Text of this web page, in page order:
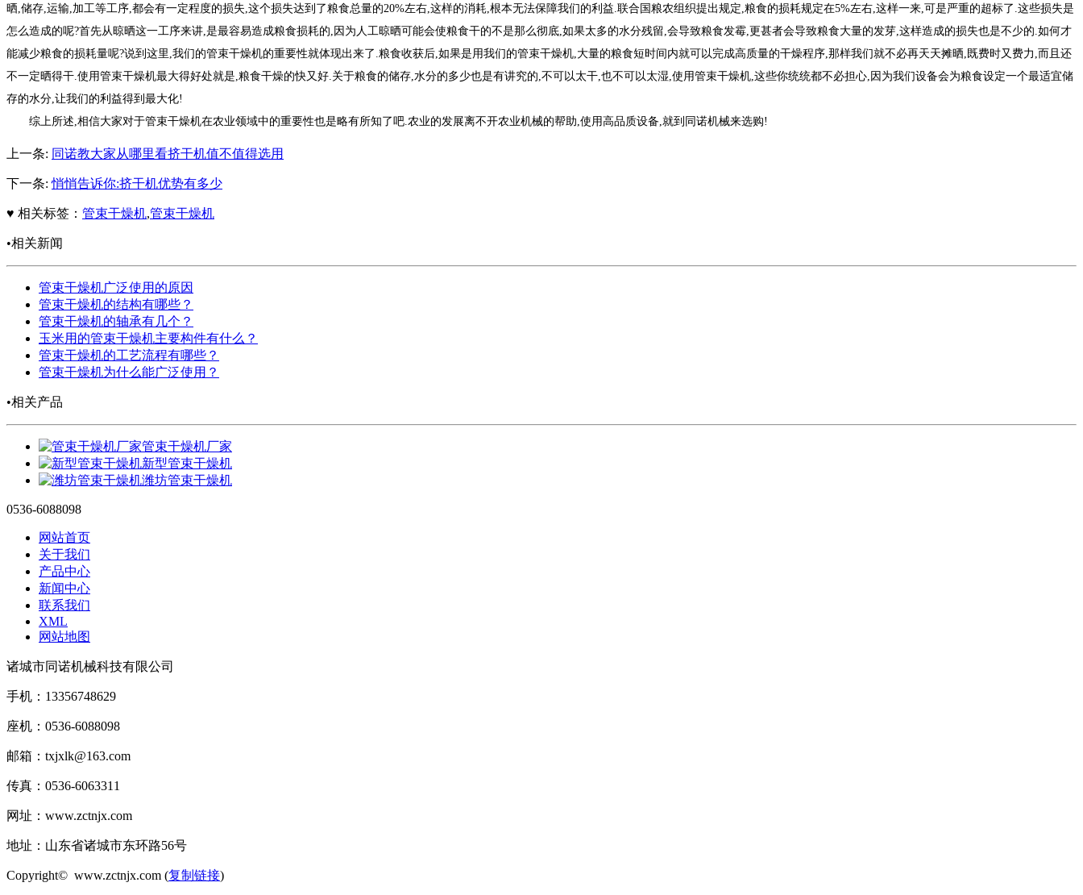
晒,储存,运输,加工等工序,都会有一定程度的损失,这个损失达到了粮食总量的20%左右,这样的消耗,根本无法保障我们的利益.联合国粮农组织提出规定,粮食的损耗规定在5%左右,这样一来,可是严重的超标了.这些损失是
怎么造成的呢?首先从晾晒这一工序来讲,是最容易造成粮食损耗的,因为人工晾晒可能会使粮食干的不是那么彻底,如果太多的水分残留,会导致粮食发霉,更甚者会导致粮食大量的发芽,这样造成的损失也是不少的.如何才
能减少粮食的损耗量呢?说到这里,我们的管束干燥机的重要性就体现出来了.粮食收获后,如果是用我们的管束干燥机,大量的粮食短时间内就可以完成高质量的干燥程序,那样我们就不必再天天摊晒,既费时又费力,而且还
不一定晒得干.使用管束干燥机最大得好处就是,粮食干燥的快又好.关于粮食的储存,水分的多少也是有讲究的,不可以太干,也不可以太湿,使用管束干燥机,这些你统统都不必担心,因为我们设备会为粮食设定一个最适宜储
存的水分,让我们的利益得到最大化!
综上所述,相信大家对于管束干燥机在农业领域中的重要性也是略有所知了吧.农业的发展离不开农业机械的帮助,使用高品质设备,就到同诺机械来选购!
上一条: 同诺教大家从哪里看挤干机值不值得选用
下一条:悄悄告诉你:挤干机优势有多少
♥ 相关标签： 管束干燥机,管束干燥机
•相关新闻
管束干燥机广泛使用的原因
管束干燥机的结构有哪些？
管束干燥机的轴承有几个？
玉米用的管束干燥机主要构件有什么？
管束干燥机的工艺流程有哪些？
管束干燥机为什么能广泛使用？
•相关产品
管束干燥机厂家
新型管束干燥机
潍坊管束干燥机
0536-6088098
网站首页
关于我们
产品中心
新闻中心
联系我们
XML
网站地图
诸城市同诺机械科技有限公司
手机：13356748629
座机：0536-6088098
邮箱：txjxlk@163.com
传真：0536-6063311
网址：www.zctnjx.com
地址：山东省诸城市东环路56号
Copyright© www.zctnjx.com (复制链接)